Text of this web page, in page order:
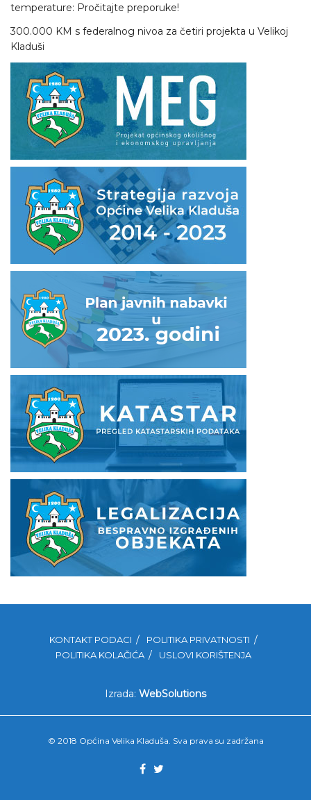
temperature: Pročitajte preporuke!
300.000 KM s federalnog nivoa za četiri projekta u Velikoj
Kladuši
KONTAKT PODACI
POLITIKA PRIVATNOSTI
POLITIKA KOLAČIĆA
USLOVI KORIŠTENJA
Izrada: WebSolutions
© 2018 Općina Velika Kladuša. Sva prava su zadržana